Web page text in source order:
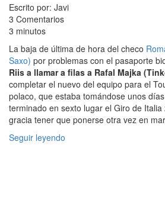
Escrito por: Javi
3 Comentarios
3 minutos
La baja de última de hora del checo
Saxo) por problemas con el pasaporte
Riis a llamar a filas a Rafal Majka
completar el nuevo del equipo para el
polaco, que estaba tomándose unos
terminado en sexto lugar el Giro de
gracia tener que ponerse otra vez en
Seguir leyendo